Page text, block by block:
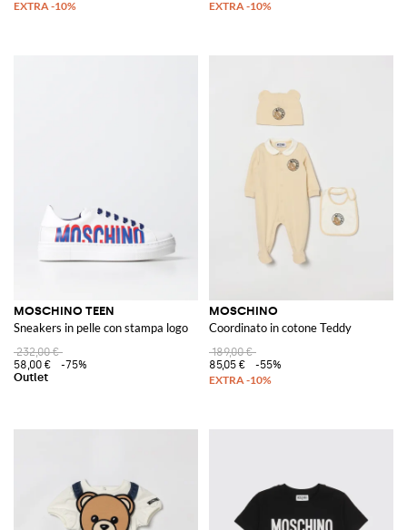
MOSCHINO TEEN
Sneakers in pelle con stampa logo
232,00 €
58,00 €
-75%
MOSCHINO
Coordinato in cotone Teddy
189,00 €
85,05 €
-55%